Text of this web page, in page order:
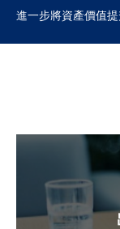
進一步將資產價值提